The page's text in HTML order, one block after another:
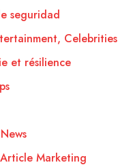
seguridad
Celebrities
et résilience
Article Marketing